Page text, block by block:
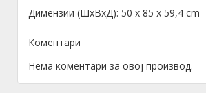
Димензии (ШxВxД): 50 x 85 x 59,4 cm
Коментари
Нема коментари за овој производ.